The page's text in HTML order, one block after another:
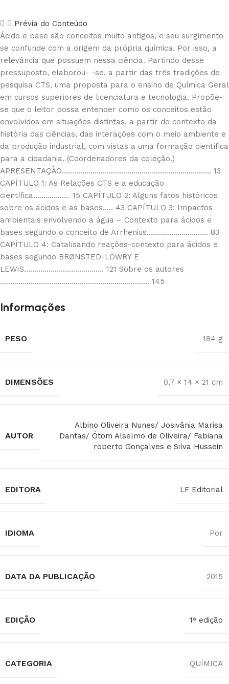
Prévia do Conteúdo
Ácido e base são conceitos muito antigos, e seu surgimento
se confunde com a origem da própria química. Por isso, a
relevância que possuem nessa ciência. Partindo desse
pressuposto, elaborou- -se, a partir das três tradições de
pesquisa CTS, uma proposta para o ensino de Química Geral
em cursos superiores de licenciatura e tecnologia. Propõe-
se que o leitor possa entender como os conceitos estão
envolvidos em situações distintas, a partir do contexto da
história das ciências, das interações com o meio ambiente e
da produção industrial, com vistas a uma formação científica
para a cidadania. (Coordenadores da coleção.)
APRESENTAÇÃO………………………………………………………………. 13
CAPÍTULO 1: As Relações CTS e a educação
científica……………… 15 CAPÍTULO 2: Alguns fatos históricos
sobre os ácidos e as bases….. 43 CAPÍTULO 3: Impactos
ambientais envolvendo a água – Contexto para ácidos e
bases segundo o conceito de Arrhenius………………………… 83
CAPÍTULO 4: Catalisando reações-contexto para ácidos e
bases segundo BRØNSTED-LOWRY E
LEWIS………………………………… 121 Sobre os autores
………………………………………………………………. 145
Informações
PESO 184 g
DIMENSÕES 0,7 × 14 × 21 cm
AUTOR
Albino Oliveira Nunes/ Josivânia Marisa
Dantas/ Ótom Alselmo de Oliveira/ Fabiana
roberto Gonçalves e Silva Hussein
EDITORA LF Editorial
IDIOMA Por
DATA DA PUBLICAÇÃO 2015
EDIÇÃO 1ª edição
CATEGORIA QUÍMICA